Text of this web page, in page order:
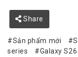
Share
Sản phẩm mới
series
Galaxy S26